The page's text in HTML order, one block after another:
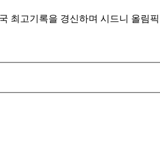
최고기록을 경신하며 시드니 올림